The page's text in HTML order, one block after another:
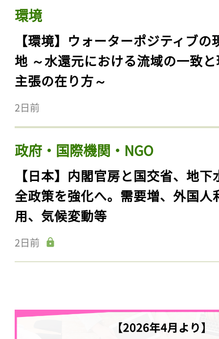
環境
【環境】ウォーターポジティブの
地 ～水還元における流域の一致
主張の在り方～
2日前
政府・国際機関・NGO
【日本】内閣官房と国交省、地下
全政策を強化へ。需要増、外国人
用、気候変動等
2日前